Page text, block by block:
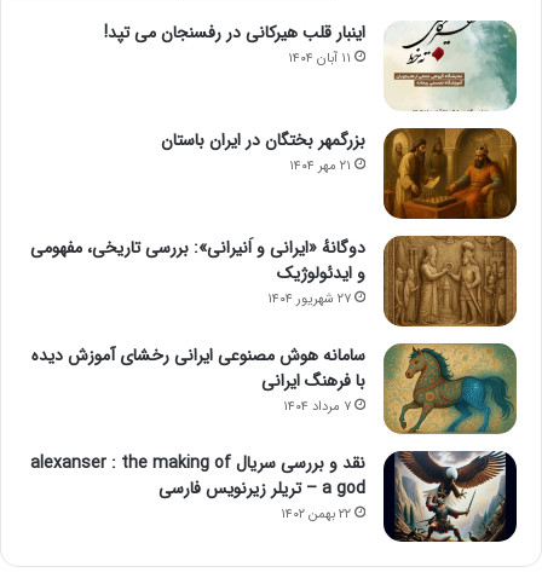
اینبار قلب هیرکانی در رفسنجان می تپد!
۱۱ آبان ۱۴۰۴
بزرگمهر بختگان در ایران باستان
۲۱ مهر ۱۴۰۴
دوگانهٔ «ایرانی و اَنیرانی»: بررسی تاریخی، مفهومی
و ایدئولوژیک
۲۷ شهریور ۱۴۰۴
سامانه هوش مصنوعی ایرانی رخشای آموزش دیده
با فرهنگ ایرانی
۷ مرداد ۱۴۰۴
نقد و بررسی سریال alexanser : the making of
a god – تریلر زیرنویس فارسی
۲۲ بهمن ۱۴۰۲